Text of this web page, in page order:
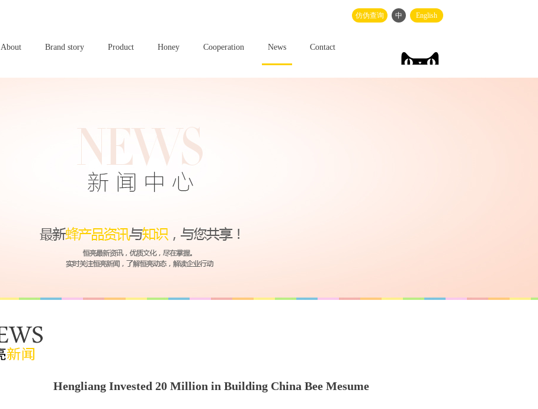
仿伪查询 中 English
About Brand story Product Honey Cooperation News Contact
Hengliang Invested 20 Million in Building China Bee Mesume